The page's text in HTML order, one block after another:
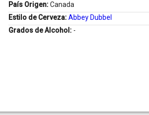
País Origen:Canada
Estilo de Cerveza:Abbey Dubbel
Grados de Alcohol: -